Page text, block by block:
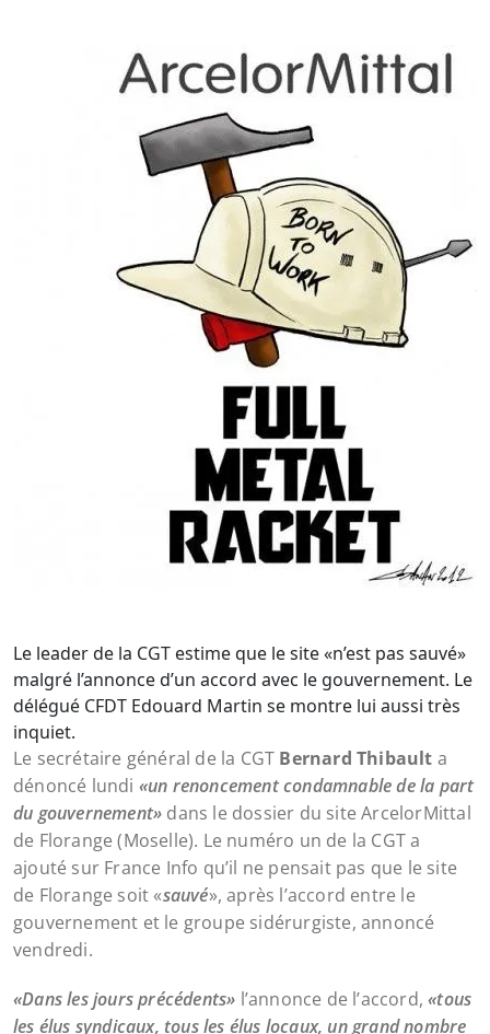
Le leader de la CGT estime que le site «n’est pas sauvé»
malgré l’annonce d’un accord avec le gouvernement. Le
délégué CFDT Edouard Martin se montre lui aussi très
inquiet.
Le secrétaire général de la CGT Bernard Thibault a
dénoncé lundi «un renoncement condamnable de la part
du gouvernement» dans le dossier du site ArcelorMittal
de Florange (Moselle). Le numéro un de la CGT a
ajouté sur France Info qu’il ne pensait pas que le site
de Florange soit «sauvé», après l’accord entre le
gouvernement et le groupe sidérurgiste, annoncé
vendredi.
«Dans les jours précédents» l’annonce de l’accord,«tous
les élus syndicaux, tous les élus locaux, un grand nombre